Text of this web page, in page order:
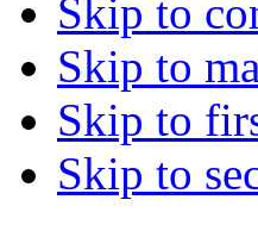
Skip to
Skip to
Skip to
Skip to